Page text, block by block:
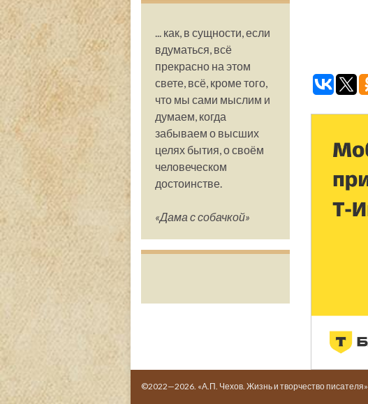
... как, в сущности, если
вдуматься, всё
прекрасно на этом
свете, всё, кроме того,
что мы сами мыслим и
думаем, когда
забываем о высших
целях бытия, о своём
человеческом
достоинстве.
«Дама с собачкой»
©2022—2026. «А.П. Чехов. Жизнь и творчество писателя»